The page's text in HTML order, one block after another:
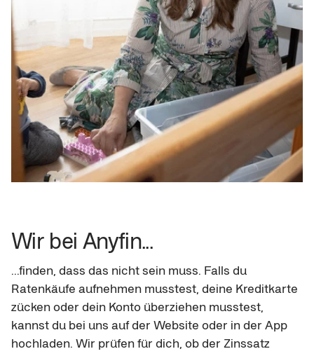
Wir bei Anyfin...
...finden, dass das nicht sein muss. Falls du
Ratenkäufe aufnehmen musstest, deine Kreditkarte
zücken oder dein Konto überziehen musstest,
kannst du bei uns auf der Website oder in der App
hochladen. Wir prüfen für dich, ob der Zinssatz